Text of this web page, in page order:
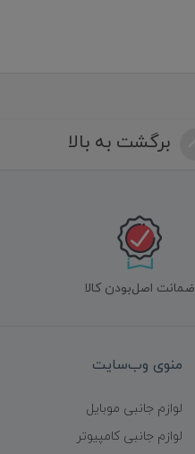
برگشت به بالا
ضمانت اصل‌بودن کالا
منوی وب‌سایت
لوازم جانبی موبایل
لوازم جانبی کامپیوتر